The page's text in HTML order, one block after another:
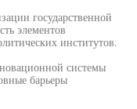
государственной
элементов
институтов.
системы
барьеры